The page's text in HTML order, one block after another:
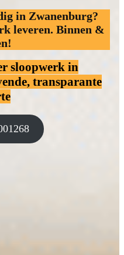
in Zwanenburg?
leveren. Binnen &
sloopwerkin
transparante